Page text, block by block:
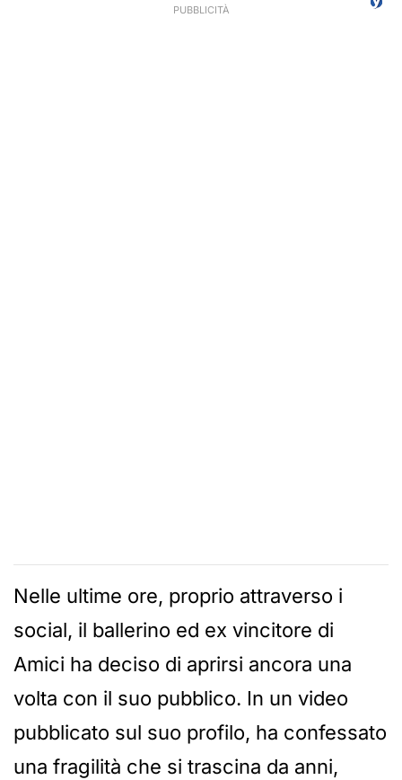
Nelle ultime ore, proprio attraverso i
social, il ballerino ed ex vincitore di
Amici ha deciso di aprirsi ancora una
volta con il suo pubblico. In un video
pubblicato sul suo profilo, ha confessato
una fragilità che si trascina da anni,